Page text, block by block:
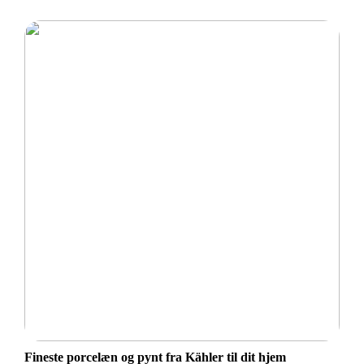
Fineste porcelæn og pynt fra Kähler til dit hjem